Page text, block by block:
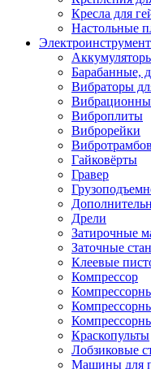
Кресла для
Настольные
Барабанные,
Вибраторы
Виброплиты
Виброрейки
Гайковёрты
Гравер
Дрели
Затирочные
Заточные
Клеевые
Компрессор
Краскопульты
Лобзиковые
Машины для